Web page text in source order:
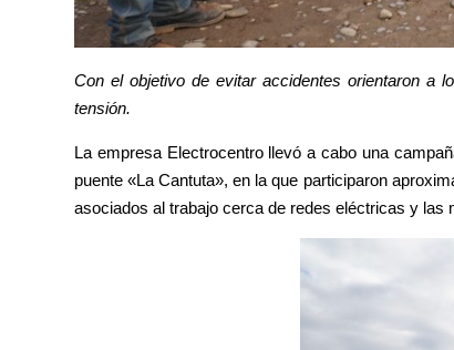
Con el objetivo de evitar accidentes orientaron a
tensión.
La empresa Electrocentro llevó a cabo una
puente «La Cantuta», en la que participaron
asociados al trabajo cerca de redes eléctricas y las